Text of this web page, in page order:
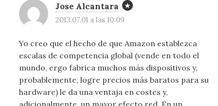
Jose Alcantara
2013.07.01 a las 10:09
Yo creo que el hecho de que Amazon establezca
escalas de competencia global (vende en todo el
mundo, ergo fabrica muchos más dispositivos y,
probablemente, logre precios más baratos para su
hardware) le da una ventaja en costes y,